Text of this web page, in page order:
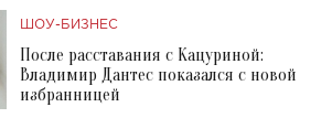
ШОУ-БИЗНЕС
После расставания с Кацуриной:
Владимир Дантес показался с новой
избранницей